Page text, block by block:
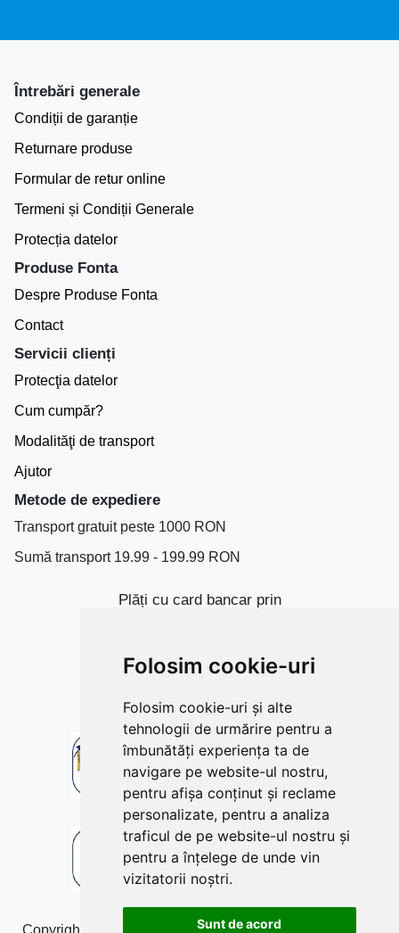
Folosim cookie-uri
Folosim cookie-uri și alte
tehnologii de urmărire pentru a
îmbunătăți experiența ta de
navigare pe website-ul nostru,
pentru afișa conținut și reclame
personalizate, pentru a analiza
traficul de pe website-ul nostru și
pentru a înțelege de unde vin
vizitatorii noștri.
Sunt de acord
Întrebări generale
Condiții de garanție
Returnare produse
Formular de retur online
Termeni și Condiții Generale
Protecția datelor
Produse Fonta
Despre Produse Fonta
Contact
Servicii clienți
Protecţia datelor
Cum cumpăr?
Modalităţi de transport
Ajutor
Metode de expediere
Transport gratuit peste 1000 RON
Sumă transport 19.99 - 199.99 RON
Plăți cu card bancar prin
Copyright © 2009-2026 produsefonta.ro. Toate drepturile